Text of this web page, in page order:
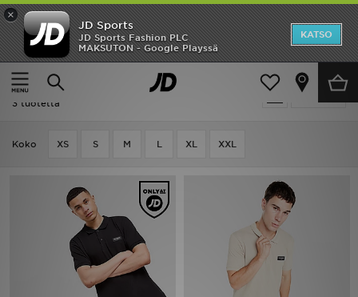
×
JD Sports
JD Sports Fashion PLC
MAKSUTON - Google Playssä
KATSO
Etusivu
Miehet Miesten vaatteet Poolopaidat
Suodata
Miehet - McKenzie Poolopaidat
3 tuotetta
Koko XS S M L XL XXL
Etusivu
Ale
Uutuudet
Tuotemerkit